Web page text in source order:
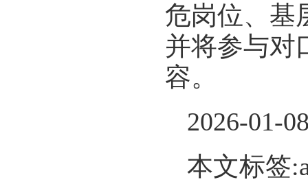
危岗位、基
并将参与对
容。
2026-01-
本文标签